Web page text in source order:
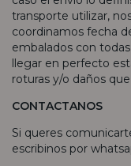
transporte utilizar,
coordinamos fecha
embalados con
llegar en perfecto
roturas y/o daños
CONTACTANOS
Si queres
escribinos por